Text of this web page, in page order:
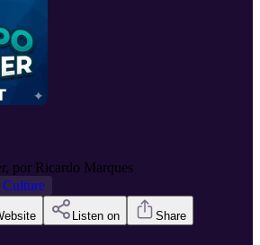
por Ricardo Marques
Listen on Share